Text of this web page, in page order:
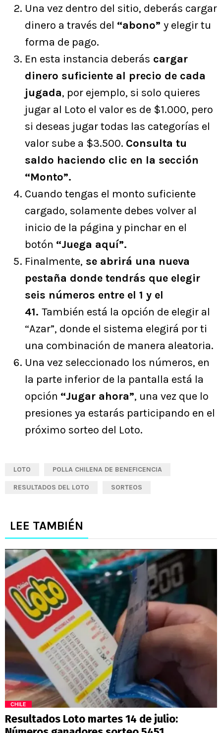
Una vez dentro del sitio, deberás cargar
dinero a través del “abono” y elegir tu
forma de pago.
En esta instancia deberás cargar
dinero suficiente al precio de cada
jugada, por ejemplo, si solo quieres
jugar al Loto el valor es de $1.000, pero
si deseas jugar todas las categorías el
valor sube a $3.500. Consulta tu
saldo haciendo clic en la sección
“Monto”.
Cuando tengas el monto suficiente
cargado, solamente debes volver al
inicio de la página y pinchar en el
botón “Juega aquí”.
Finalmente, se abrirá una nueva
pestaña donde tendrás que elegir
seis números entre el 1 y el
41. También está la opción de elegir al
“Azar”, donde el sistema elegirá por ti
una combinación de manera aleatoria.
Una vez seleccionado los números, en
la parte inferior de la pantalla está la
opción “Jugar ahora”, una vez que lo
presiones ya estarás participando en el
próximo sorteo del Loto.
LOTO POLLA CHILENA DE BENEFICENCIA
RESULTADOS DEL LOTO SORTEOS
LEE TAMBIÉN
CHILE
Resultados Loto martes 14 de julio: